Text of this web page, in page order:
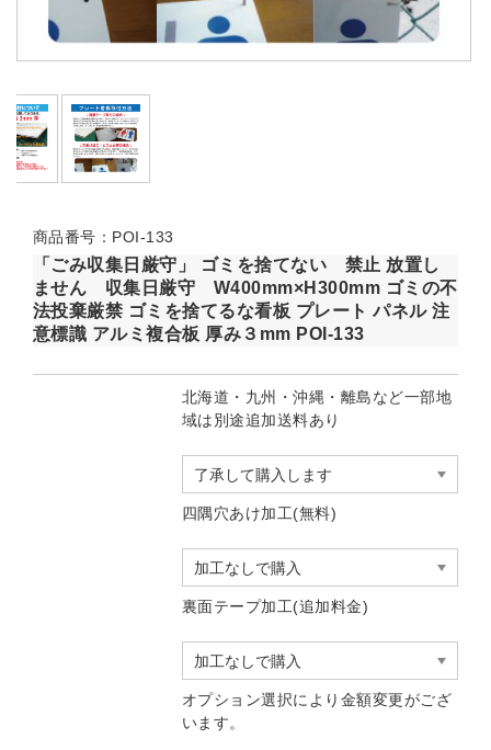
商品番号：POI-133
「ごみ収集日厳守」 ゴミを捨てない 禁止 放置し
ません 収集日厳守 W400mm×H300mm ゴミの不
法投棄厳禁 ゴミを捨てるな看板 プレート パネル 注
意標識 アルミ複合板 厚み３mm POI-133
北海道・九州・沖縄・離島など一部地
域は別途追加送料あり
四隅穴あけ加工(無料)
裏面テープ加工(追加料金)
オプション選択により金額変更がござ
います。